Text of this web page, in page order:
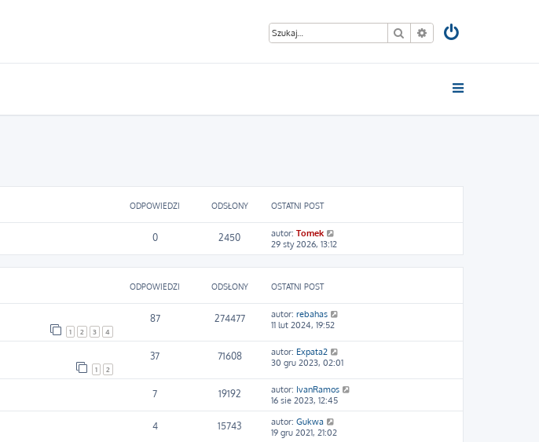
Szukaj Wyszukiwanie
ODPOWIEDZI ODSŁONY OSTATNI POST
0 2450 autor: Tomek
29 sty 2026, 13:12
ODPOWIEDZI ODSŁONY OSTATNI POST
1 2 3 4
87 274477 autor: rebahas
11 lut 2024, 19:52
1 2
37 71608 autor: Expata2
30 gru 2023, 02:01
7 19192 autor: IvanRamos
16 sie 2023, 12:45
4 15743 autor: Gukwa
19 gru 2021, 21:02